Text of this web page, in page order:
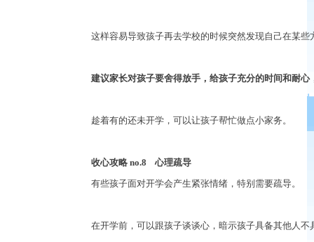
这样容易导致孩子再去学校的时候突然发现自己在某些
建议家长对孩子要舍得放手，给孩子充分的时间和耐
趁着有的还未开学，可以让孩子帮忙做点小家务。
收心攻略 no.8 心理疏导
有些孩子面对开学会产生紧张情绪，特别需要疏导。
在开学前，可以跟孩子谈谈心，暗示孩子具备其他人